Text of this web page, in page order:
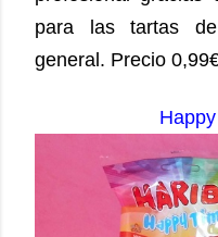
para las tartas
general. Precio